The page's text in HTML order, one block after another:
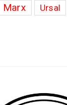
Marx Ursal